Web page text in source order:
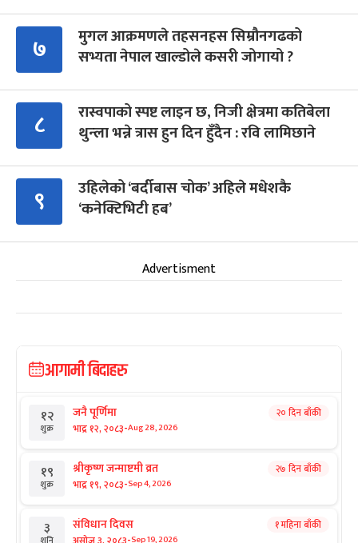
७
मुगल आक्रमणले तहसनहस सिम्रौनगढको
सभ्यता नेपाल खाल्डोले कसरी जोगायो ?
८
रास्वपाको स्पष्ट लाइन छ, निजी क्षेत्रमा कतिबेला
थुन्ला भन्ने त्रास हुन दिन हुँदैन : रवि लामिछाने
९
उहिलेको ‘बर्दीबास चोक’ अहिले मधेशकै
‘कनेक्टिभिटी हब’
Advertisment
आगामी बिदाहरु
१२
शुक्र
जनै पूर्णिमा
भाद्र १२, २०८३-Aug 28, 2026
२० दिन बाँकी
१९
शुक्र
श्रीकृष्ण जन्माष्टमी व्रत
भाद्र १९, २०८३-Sep 4, 2026
२७ दिन बाँकी
३ संविधान दिवस १ महिना बाँकी